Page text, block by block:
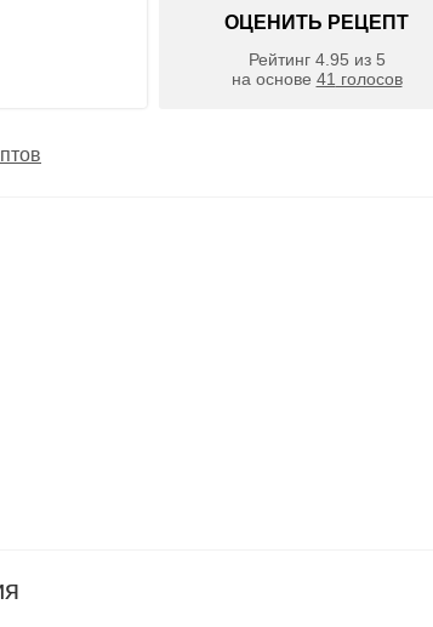
ОЦЕНИТЬ РЕЦЕПТ
Рейтинг 4.95 из 5
на основе 41 голосов